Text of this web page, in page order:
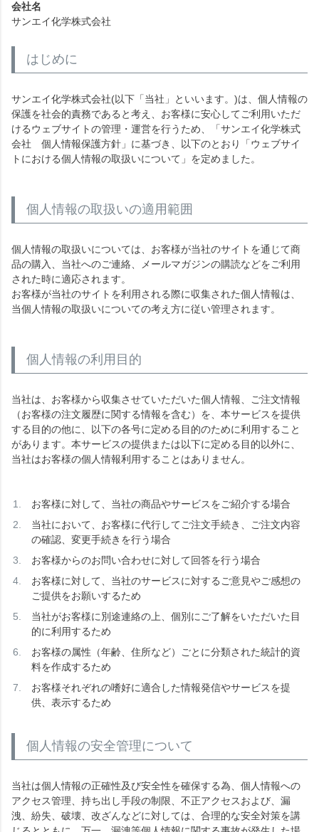
会社名
サンエイ化学株式会社
はじめに
サンエイ化学株式会社(以下「当社」といいます。)は、個人情報の
保護を社会的責務であると考え、お客様に安心してご利用いただ
けるウェブサイトの管理・運営を行うため、「サンエイ化学株式
会社 個人情報保護方針」に基づき、以下のとおり「ウェブサイ
トにおける個人情報の取扱いについて」を定めました。
個人情報の取扱いの適用範囲
個人情報の取扱いについては、お客様が当社のサイトを通じて商
品の購入、当社へのご連絡、メールマガジンの購読などをご利用
された時に適応されます。
お客様が当社のサイトを利用される際に収集された個人情報は、
当個人情報の取扱いについての考え方に従い管理されます。
個人情報の利用目的
当社は、お客様から収集させていただいた個人情報、ご注文情報
（お客様の注文履歴に関する情報を含む）を、本サービスを提供
する目的の他に、以下の各号に定める目的のために利用すること
があります。本サービスの提供または以下に定める目的以外に、
当社はお客様の個人情報利用することはありません。
お客様に対して、当社の商品やサービスをご紹介する場合
当社において、お客様に代行してご注文手続き、ご注文内容
の確認、変更手続きを行う場合
お客様からのお問い合わせに対して回答を行う場合
お客様に対して、当社のサービスに対するご意見やご感想の
ご提供をお願いするため
当社がお客様に別途連絡の上、個別にご了解をいただいた目
的に利用するため
お客様の属性（年齢、住所など）ごとに分類された統計的資
料を作成するため
お客様それぞれの嗜好に適合した情報発信やサービスを提
供、表示するため
個人情報の安全管理について
当社は個人情報の正確性及び安全性を確保する為、個人情報への
アクセス管理、持ち出し手段の制限、不正アクセスおよび、漏
洩、紛失、破壊、改ざんなどに対しては、合理的な安全対策を講